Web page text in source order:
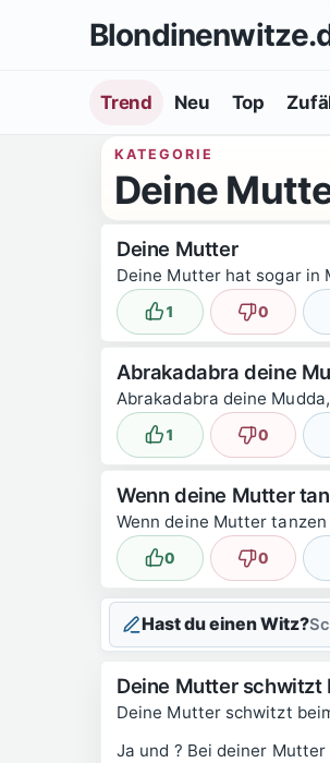
Zum Inhalt springen
Trend Neu Top
KATEGORIE
Deine
Deine Mutter
Deine Mutter hat sogar in
Lustig
1 Nicht
0
Abrakadabra deine
Abrakadabra deine
Lustig
1 Nicht
0
Wenn deine Mutter
Wenn deine Mutter
Lustig
0 Nicht
0
Hast du einen Witz?
Deine Mutter schwitzt
Deine Mutter schwitzt
Ja und ? Bei deiner